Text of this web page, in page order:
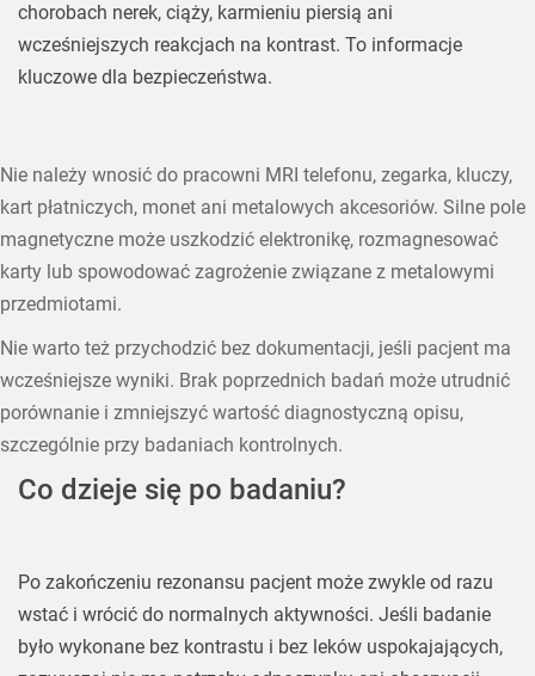
chorobach nerek, ciąży, karmieniu piersią ani
wcześniejszych reakcjach na kontrast. To informacje
kluczowe dla bezpieczeństwa.
Nie należy wnosić do pracowni MRI telefonu, zegarka, kluczy,
kart płatniczych, monet ani metalowych akcesoriów. Silne pole
magnetyczne może uszkodzić elektronikę, rozmagnesować
karty lub spowodować zagrożenie związane z metalowymi
przedmiotami.
Nie warto też przychodzić bez dokumentacji, jeśli pacjent ma
wcześniejsze wyniki. Brak poprzednich badań może utrudnić
porównanie i zmniejszyć wartość diagnostyczną opisu,
szczególnie przy badaniach kontrolnych.
Co dzieje się po badaniu?
Po zakończeniu rezonansu pacjent może zwykle od razu
wstać i wrócić do normalnych aktywności. Jeśli badanie
było wykonane bez kontrastu i bez leków uspokajających,